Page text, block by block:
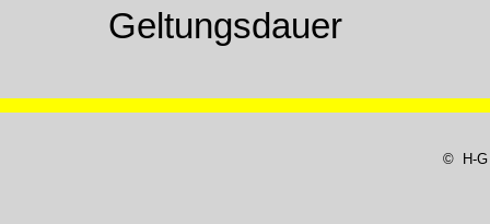
Geltungsdauer
© H-G